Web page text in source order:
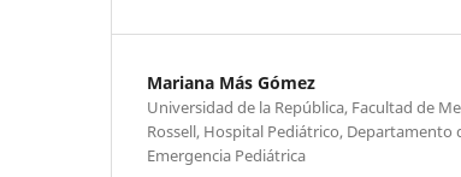
Mariana Más Gómez
Universidad de la República, Facultad de
Rossell, Hospital Pediátrico, Departamento
Emergencia Pediátrica